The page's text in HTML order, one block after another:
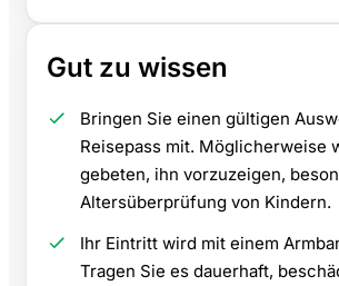
Gut zu wissen
Bringen Sie einen gültigen
Reisepass mit. Möglicherweise
gebeten, ihn vorzuzeigen,
Altersüberprüfung von Kindern.
Ihr Eintritt wird mit einem
Tragen Sie es dauerhaft,